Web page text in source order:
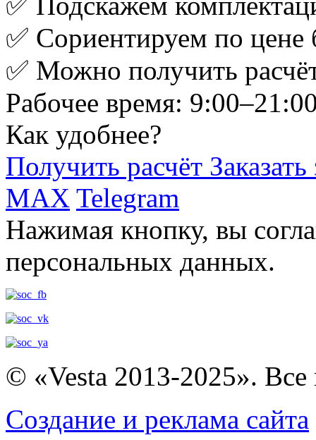
✅ Сориентируем по цене
✅ Можно получить
Рабочее время:
Как удобнее?
Получить расчёт
MAX Telegram
Нажимая кнопку, вы
персональных данных.
© «Vesta 2013-2025».
Создание и реклама сайта